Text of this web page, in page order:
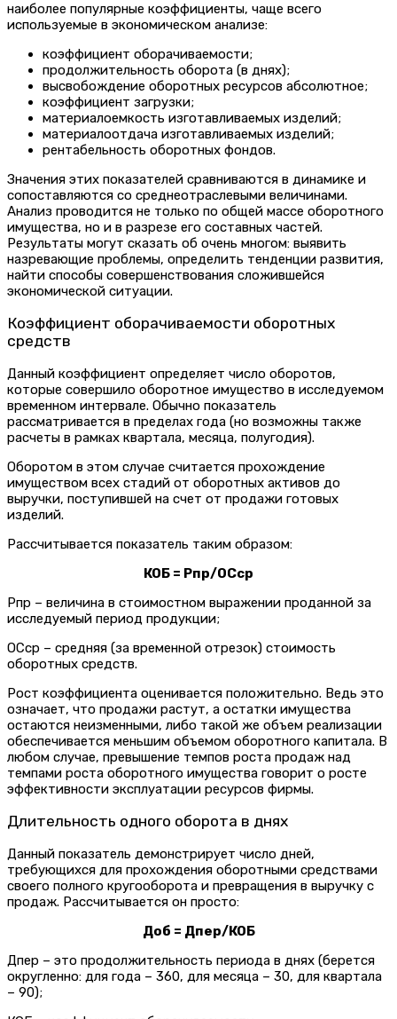
наиболее популярные коэффициенты, чаще всего
используемые в экономическом анализе:
коэффициент оборачиваемости;
продолжительность оборота (в днях);
высвобождение оборотных ресурсов абсолютное;
коэффициент загрузки;
материалоемкость изготавливаемых изделий;
материалоотдача изготавливаемых изделий;
рентабельность оборотных фондов.
Значения этих показателей сравниваются в динамике и
сопоставляются со среднеотраслевыми величинами.
Анализ проводится не только по общей массе оборотного
имущества, но и в разрезе его составных частей.
Результаты могут сказать об очень многом: выявить
назревающие проблемы, определить тенденции развития,
найти способы совершенствования сложившейся
экономической ситуации.
Коэффициент оборачиваемости оборотных
средств
Данный коэффициент определяет число оборотов,
которые совершило оборотное имущество в исследуемом
временном интервале. Обычно показатель
рассматривается в пределах года (но возможны также
расчеты в рамках квартала, месяца, полугодия).
Оборотом в этом случае считается прохождение
имуществом всех стадий от оборотных активов до
выручки, поступившей на счет от продажи готовых
изделий.
Рассчитывается показатель таким образом:
КОБ = Рпр/ОСср
Рпр – величина в стоимостном выражении проданной за
исследуемый период продукции;
ОСср – средняя (за временной отрезок) стоимость
оборотных средств.
Рост коэффициента оценивается положительно. Ведь это
означает, что продажи растут, а остатки имущества
остаются неизменными, либо такой же объем реализации
обеспечивается меньшим объемом оборотного капитала. В
любом случае, превышение темпов роста продаж над
темпами роста оборотного имущества говорит о росте
эффективности эксплуатации ресурсов фирмы.
Длительность одного оборота в днях
Данный показатель демонстрирует число дней,
требующихся для прохождения оборотными средствами
своего полного кругооборота и превращения в выручку с
продаж. Рассчитывается он просто:
Доб = Дпер/КОБ
Дпер – это продолжительность периода в днях (берется
округленно: для года – 360, для месяца – 30, для квартала
– 90);